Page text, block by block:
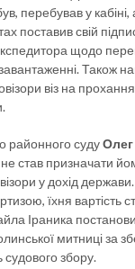
перебував у
поставив свій
щодо
Також
віз на
районного суду
став призначати
у дохід держави.
їхня вартість
Іраника
митниці за
судового збору.